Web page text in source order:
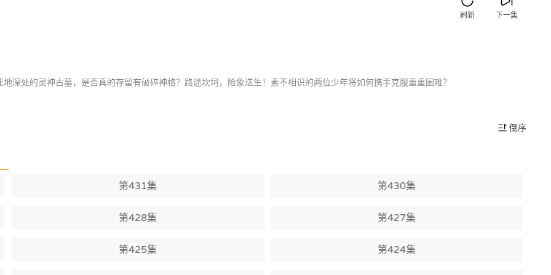
下一集
刷新
深处的灵神古墓，是否真的存留有破碎神格？路途坎坷，险象迭生！素不相识的两位少年将如何携手克服重重困难？
倒序
第431集 第430集
第428集 第427集
第425集 第424集